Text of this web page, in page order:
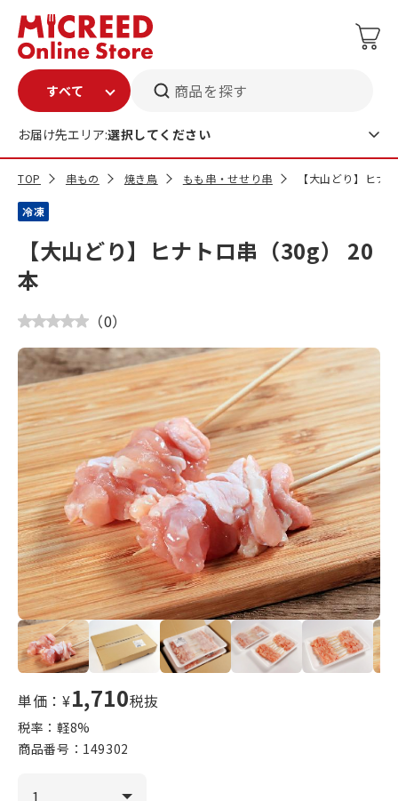
商品を探す
お届け先エリア:選択してください
TOP 串もの 焼き鳥 もも串・せせり串 【大山どり】ヒナ
冷凍
【大山どり】ヒナトロ串（30g） 20
本
（0）
単価：¥1,710税抜
税率：軽8%
商品番号： 149302